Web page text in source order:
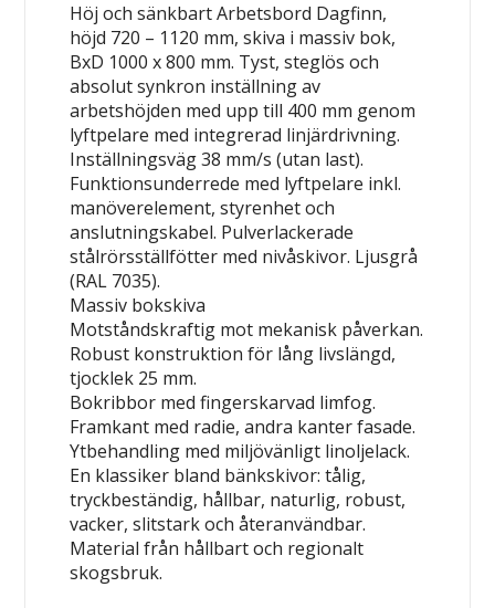
Höj och sänkbart Arbetsbord Dagfinn,
höjd 720 – 1120 mm, skiva i massiv bok,
BxD 1000 x 800 mm. Tyst, steglös och
absolut synkron inställning av
arbetshöjden med upp till 400 mm genom
lyftpelare med integrerad linjärdrivning.
Inställningsväg 38 mm/s (utan last).
Funktionsunderrede med lyftpelare inkl.
manöverelement, styrenhet och
anslutningskabel. Pulverlackerade
stålrörsställfötter med nivåskivor. Ljusgrå
(RAL 7035).
Massiv bokskiva
Motståndskraftig mot mekanisk påverkan.
Robust konstruktion för lång livslängd,
tjocklek 25 mm.
Bokribbor med fingerskarvad limfog.
Framkant med radie, andra kanter fasade.
Ytbehandling med miljövänligt linoljelack.
En klassiker bland bänkskivor: tålig,
tryckbeständig, hållbar, naturlig, robust,
vacker, slitstark och återanvändbar.
Material från hållbart och regionalt
skogsbruk.